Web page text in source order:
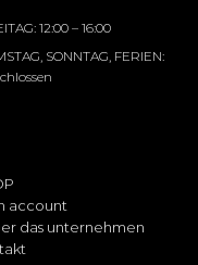
account
das unternehmen
12:00 – 16:00
SONNTAG, FERIEN: